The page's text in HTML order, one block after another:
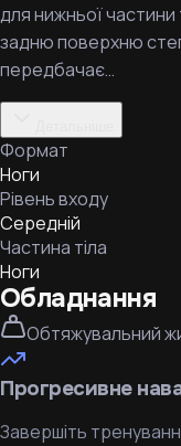
для нижньої
задню поверхню
передбачає…
Формат
Ноги
Рівень входу
Середній
Частина тіла
Ноги
Обладнання
Обтяжувальний
Прогресивне
Завершіть